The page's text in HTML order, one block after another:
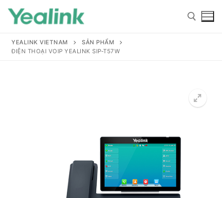
YEALINK VIETNAM
SẢN PHẨM
ĐIỆN THOẠI VOIP YEALINK SIP-T57W